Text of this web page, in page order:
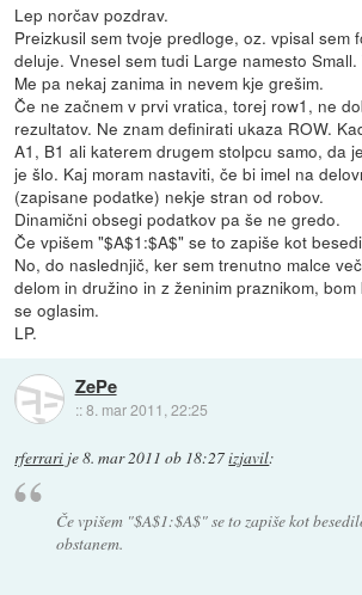
Lep norčav pozdrav.
Preizkusil sem tvoje predloge, oz. vpisal sem
deluje. Vnesel sem tudi Large namesto
Me pa nekaj zanima in nevem kje grešim.
Če ne začnem v prvi vratica, torej row1, ne
rezultatov. Ne znam definirati ukaza ROW.
A1, B1 ali katerem drugem stolpcu samo, da
je šlo. Kaj moram nastaviti, če bi imel na
(zapisane podatke) nekje stran od robov.
Dinamični obsegi podatkov pa še ne gredo.
Če vpišem "$A$1:$A$" se to zapiše kot
No, do naslednjič, ker sem trenutno malce
delom in družino in z ženinim praznikom,
se oglasim.
LP.
ZePe
::8. mar 2011, 22:25
rferrari je8. mar 2011 ob 18:27izjavil:
Če vpišem "$A$1:$A$" se to zapiše kot
obstanem.